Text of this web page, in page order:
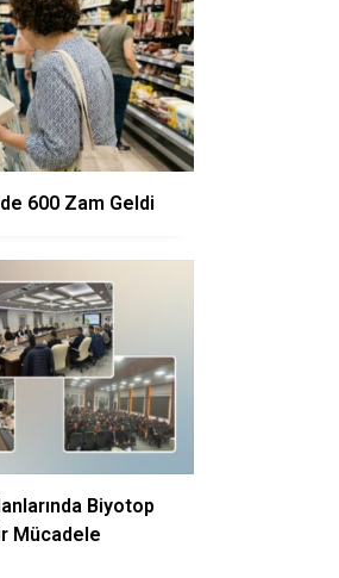
600 Zam Geldi
Biyotop
Mücadele